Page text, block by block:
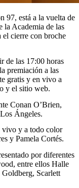
97, está a la vuelta de
la Academia de las
el cierre con broche
de las 17:00 horas
premiación a las
gratis y en vivo a
y el sitio web.
Conan O’Brien,
Ángeles.
vivo y a todo color
y Pamela Cortés.
por diferentes
entre ellos Halle
Scarlett